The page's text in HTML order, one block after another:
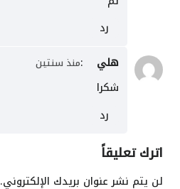
رد
هلي
:منذ سنتين
شكرا
رد
اترك تعليقاً
لن يتم نشر عنوان بريدك الإلكتروني.